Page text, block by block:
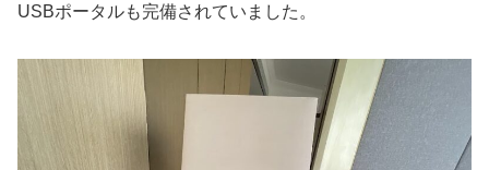
USBポータルも完備されていました。